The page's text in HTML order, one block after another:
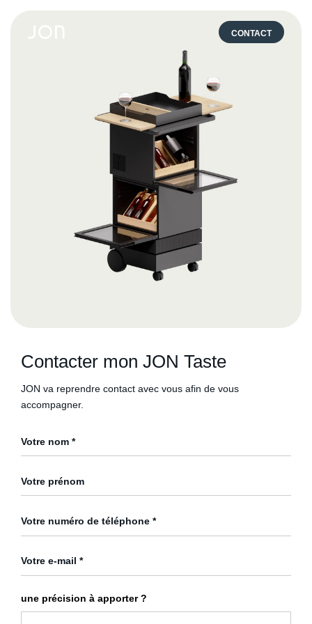
CONTACT
Contacter mon JON Taste
JON va reprendre contact avec vous afin de vous
accompagner.
une précision à apporter ?